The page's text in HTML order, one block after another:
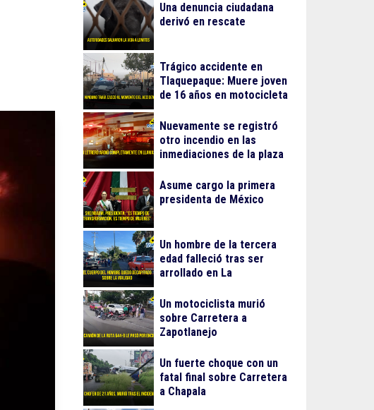
Una denuncia ciudadana
derivó en rescate
Trágico accidente en
Tlaquepaque: Muere joven
de 16 años en motocicleta
Nuevamente se registró
otro incendio en las
inmediaciones de la plaza
Asume cargo la primera
presidenta de México
Un hombre de la tercera
edad falleció tras ser
arrollado en La
Un motociclista murió
sobre Carretera a
Zapotlanejo
Un fuerte choque con un
fatal final sobre Carretera
a Chapala